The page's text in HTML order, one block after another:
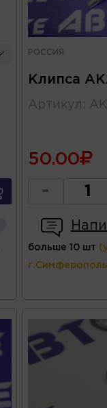
РОССИЯ
Клипса
Артикул :
50.00
-
больше 10 шт